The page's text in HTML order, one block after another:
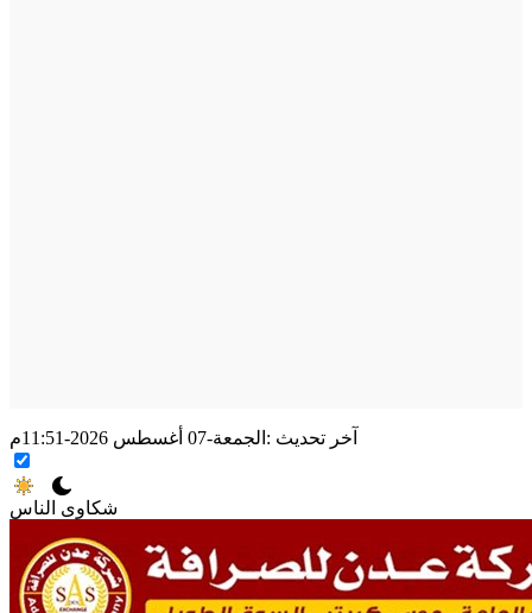
آخر تحديث : الجمعة-07 أغسطس 2026-11:51م
شكاوى الناس